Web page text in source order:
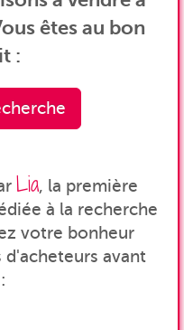
êtes au bon
:
Lia, la première
à la recherche
votre bonheur
avant